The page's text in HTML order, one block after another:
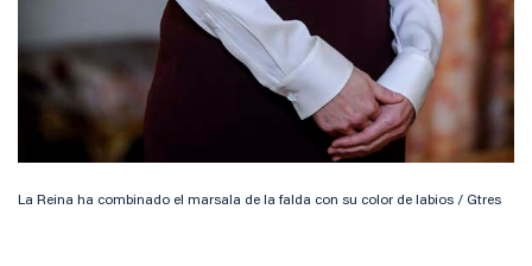
La Reina ha combinado el marsala de la falda con su color de labios / Gtres